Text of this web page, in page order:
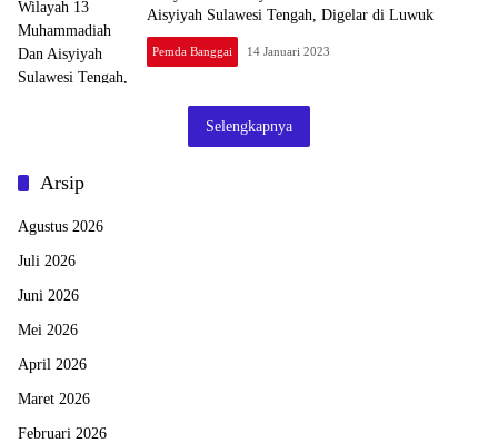
Aisyiyah Sulawesi Tengah, Digelar di Luwuk
Pemda Banggai 14 Januari 2023
Selengkapnya
Arsip
Agustus 2026
Juli 2026
Juni 2026
Mei 2026
April 2026
Maret 2026
Februari 2026